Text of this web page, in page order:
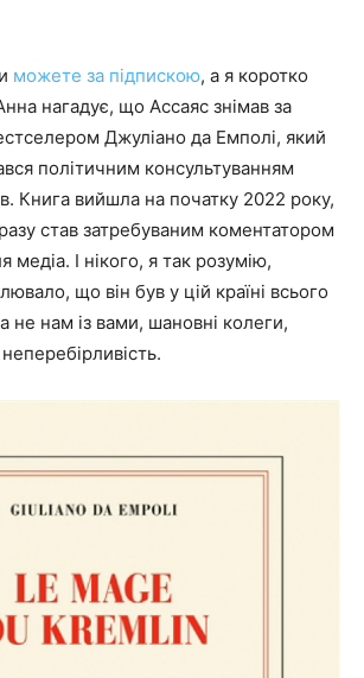
можете за підпискою, а я коротко
нагадує, що Ассаяс знімав за
Джуліано да Емполі, який
політичним консультуванням
Книга вийшла на початку 2022 року,
став затребуваним коментатором
медіа. І нікого, я так розумію,
що він був у цій країні всього
не нам із вами, шановні колеги,